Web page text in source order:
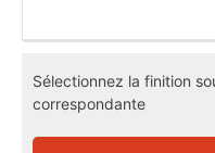
Sélectionnez la finition
correspondante